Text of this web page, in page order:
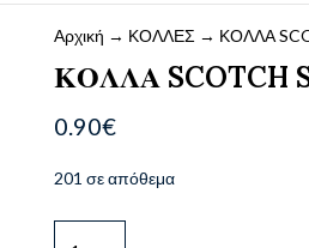
Αρχική → ΚΟΛΛΕΣ → ΚΟΛΛΑ
ΚΟΛΛΑ SCOTCH
0.90€
201 σε απόθεμα